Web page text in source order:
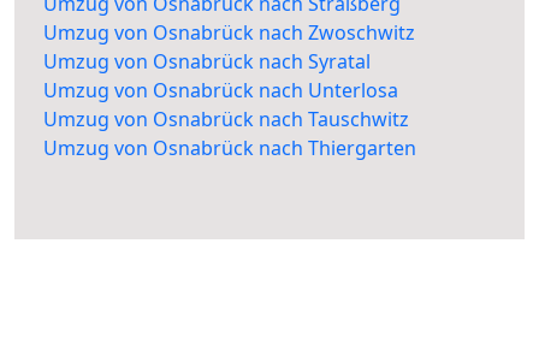
Umzug von Osnabrück nach Zwoschwitz
Umzug von Osnabrück nach Syratal
Umzug von Osnabrück nach Unterlosa
Umzug von Osnabrück nach Tauschwitz
Umzug von Osnabrück nach Thiergarten